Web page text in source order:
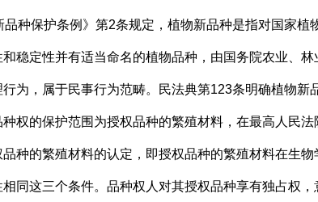
保护条例》第2条规定，植物新品种是指对国家植
稳定性并有适当命名的植物品种，由国务院农业、
为，属于民事行为范畴。民法典第123条明确植物
权的保护范围为授权品种的繁殖材料，在最高人民
种的繁殖材料的认定，即授权品种的繁殖材料在生
同这三个条件。品种权人对其授权品种享有独占权